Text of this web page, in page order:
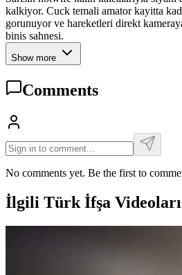
kalkiyor. Cuck temali amator kayitta
gorunuyor ve hareketleri direkt
binis sahnesi.
Show more
Comments
No comments yet. Be the first to
İlgili Türk İfşa Videoları